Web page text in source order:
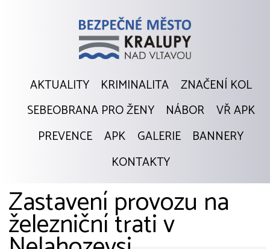
AKTUALITY KRIMINALITA
ZNAČENÍ KOL
SEBEOBRANA PRO ŽENY
NÁBOR
VŘ APK
PREVENCE
APK GALERIE
BANNERY
KONTAKTY
Zastavení provozu na
železniční trati v